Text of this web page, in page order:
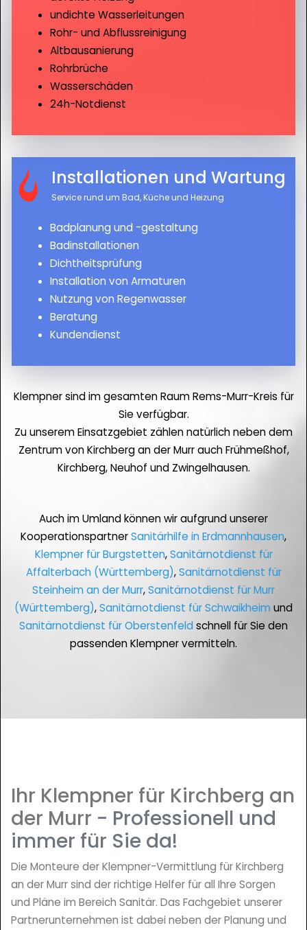
undichte Wasserleitungen
Rohr- und Abflussreinigung
Altbausanierung
Rohrbrüche
Wasserschäden
24h-Notdienst
Installationen und Wartung
Service rund um Bad, Küche und Heizung
Badplanung und -gestaltung
Badinstallationen
Dichtheitsprüfung
Installation von Armaturen
Nutzung von Regenwasser
Beratung
Kundendienst
Klempner sind im gesamten Raum Rems-Murr-Kreis für
Sie verfügbar.
Zu unserem Einsatzgebiet zählen natürlich neben dem
Zentrum von Kirchberg an der Murr auch Frühmeßhof,
Kirchberg, Neuhof und Zwingelhausen.
Auch im Umland können wir aufgrund unserer
KooperationspartnerSanitärhilfe in Erdmannhausen,
Klempner für Burgstetten,Sanitärnotdienst für
Affalterbach (Württemberg),Sanitärnotdienst für
Steinheim an der Murr,Sanitärnotdienst für Murr
(Württemberg),Sanitärnotdienst für Schwaikheim und
Sanitärnotdienst für Oberstenfeld schnell für Sie den
passenden Klempner vermitteln.
Ihr Klempner für Kirchberg an
der Murr - Professionell und
immer für Sie da!
Die Monteure der Klempner-Vermittlung für Kirchberg
an der Murr sind der richtige Helfer für all Ihre Sorgen
und Pläne im Bereich Sanitär. Das Fachgebiet unserer
Partnerunternehmen ist dabei neben der Planung und